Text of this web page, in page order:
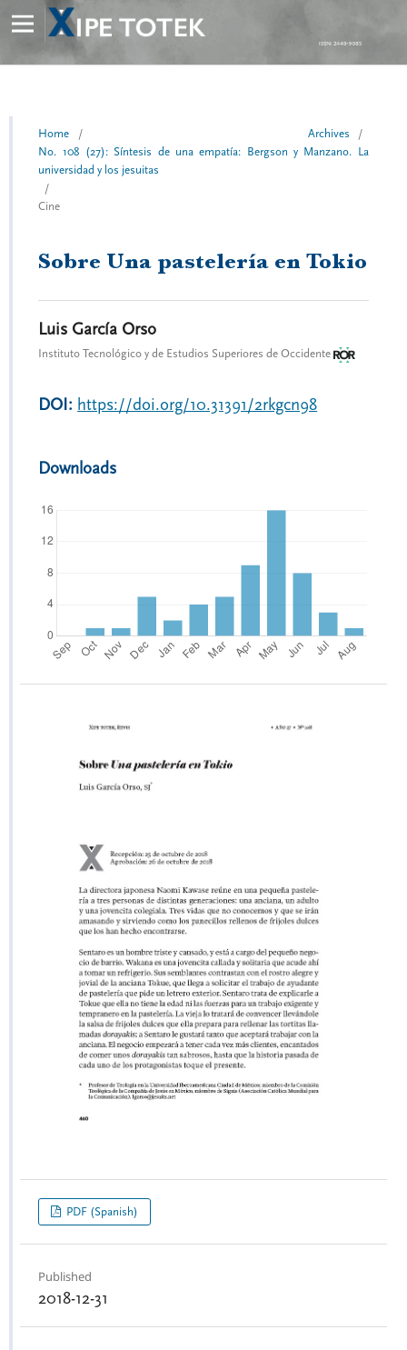
Home / Archives
/
No. 108 (27): Síntesis de una empatía: Bergson y Manzano. La
universidad y los jesuitas
/
Cine
Sobre Una pastelería en Tokio
Luis García Orso
Instituto Tecnológico y de Estudios Superiores de Occidente
DOI: https://doi.org/10.31391/2rkgcn98
Downloads
PDF (Spanish)
Published
2018-12-31